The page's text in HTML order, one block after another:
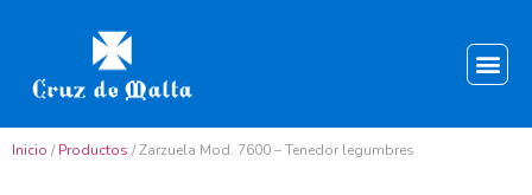
Inicio /Productos / Zarzuela Mod. 7600 – Tenedor legumbres